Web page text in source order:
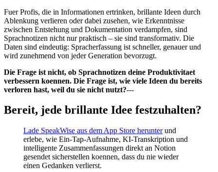
Fuer Profis, die in Informationen ertrinken, brillante Ideen durch
Ablenkung verlieren oder dabei zusehen, wie Erkenntnisse
zwischen Entstehung und Dokumentation verdampfen, sind
Sprachnotizen nicht nur praktisch – sie sind transformativ. Die
Daten sind eindeutig: Spracherfassung ist schneller, genauer und
wird zunehmend von jeder Generation bevorzugt.
Die Frage ist nicht, ob Sprachnotizen deine Produktivitaet
verbessern koennen. Die Frage ist, wie viele Ideen du bereits
verloren hast, weil du sie nicht nutzt?---
Bereit, jede brillante Idee festzuhalten?
Lade SpeakWise aus dem App Store herunterund
erlebe, wie Ein-Tap-Aufnahme, KI-Transkription und
intelligente Zusammenfassungen direkt an Notion
gesendet sicherstellen koennen, dass du nie wieder
einen Gedanken verlierst.